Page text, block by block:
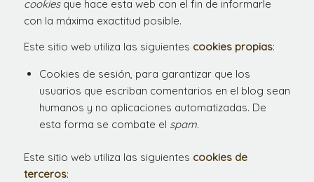
cookiesque hace esta web con el fin de informarle
con la máxima exactitud posible.
Este sitio web utiliza las siguientes cookies propias:
Cookies de sesión, para garantizar que los
usuarios que escriban comentarios en el blog sean
humanos y no aplicaciones automatizadas. De
esta forma se combate el spam.
Este sitio web utiliza las siguientes cookies de
terceros: